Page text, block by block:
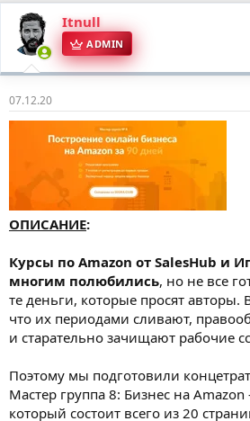
Itnull
ADMIN
07.12.20
ОПИСАНИЕ:
Курсы по Amazon от SalesHub и
многим полюбились, но не все
те деньги, которые просят авторы.
что их периодами сливают,
и старательно зачищают рабочие
Поэтому мы подготовили
Мастер группа 8: Бизнес на Amazon
который состоит всего из 20